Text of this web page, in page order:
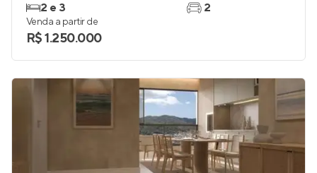
2 e 3
2
Venda a partir de
R$ 1.250.000